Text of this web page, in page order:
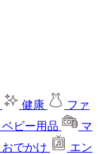
健康
ファ
ベビー用品
マ
おでかけ
エン